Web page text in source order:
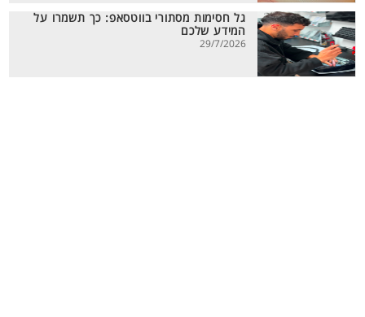
גל חסימות מסתורי בווטסאפ: כך תשמרו על
המידע שלכם
29/7/2026